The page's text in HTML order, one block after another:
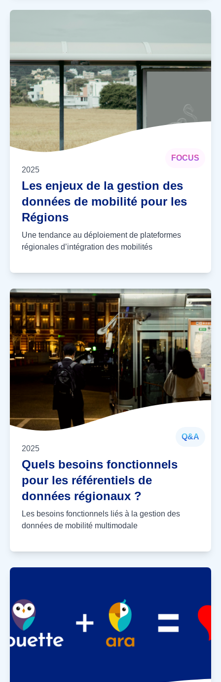
FOCUS
2025
Les enjeux de la gestion des
données de mobilité pour les
Régions
Une tendance au déploiement de plateformes
régionales d’intégration des mobilités
Q&A
2025
Quels besoins fonctionnels
pour les référentiels de
données régionaux ?
Les besoins fonctionnels liés à la gestion des
données de mobilité multimodale